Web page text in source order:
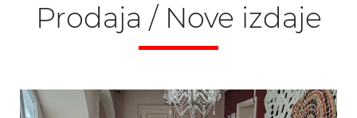
Prodaja / Nove izdaje